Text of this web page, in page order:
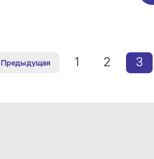
Предыдущая 1 2 3